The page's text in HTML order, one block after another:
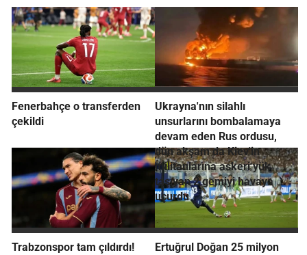
Fenerbahçe o transferden
çekildi
Ukrayna'nın silahlı
unsurlarını bombalamaya
devam eden Rus ordusu,
dün akşam da Kiev'in
militanlarına askeri yük
taşıyan 2 gemiyi havaya
uçurdu
Trabzonspor tam çıldırdı!
Ertuğrul Doğan 25 milyon